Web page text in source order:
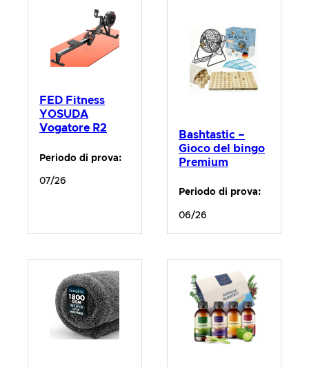
FED Fitness
YOSUDA
Vogatore R2
Periodo di prova:
07/26
Bashtastic –
Gioco del bingo
Premium
Periodo di prova:
06/26